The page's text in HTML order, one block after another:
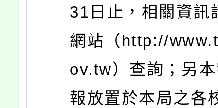
31日止，相關資訊
網站（http://
ov.tw）查詢；另
報放置於本局之各